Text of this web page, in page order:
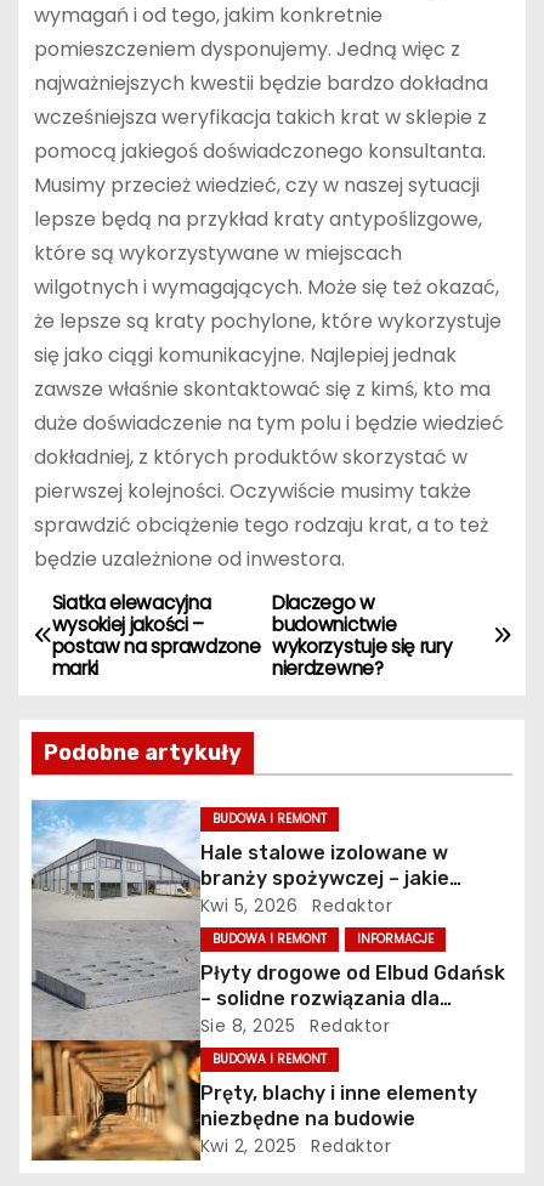
wymagań i od tego, jakim konkretnie
pomieszczeniem dysponujemy. Jedną więc z
najważniejszych kwestii będzie bardzo dokładna
wcześniejsza weryfikacja takich krat w sklepie z
pomocą jakiegoś doświadczonego konsultanta.
Musimy przecież wiedzieć, czy w naszej sytuacji
lepsze będą na przykład kraty antypoślizgowe,
które są wykorzystywane w miejscach
wilgotnych i wymagających. Może się też okazać,
że lepsze są kraty pochylone, które wykorzystuje
się jako ciągi komunikacyjne. Najlepiej jednak
zawsze właśnie skontaktować się z kimś, kto ma
duże doświadczenie na tym polu i będzie wiedzieć
dokładniej, z których produktów skorzystać w
pierwszej kolejności. Oczywiście musimy także
sprawdzić obciążenie tego rodzaju krat, a to też
będzie uzależnione od inwestora.
N
a
i
g
a
c
j
a
w
p
Dlaczego w
budownictwie
wykorzystuje się rury
nierdzewne?
Siatka elewacyjna
wysokiej jakości –
postaw na sprawdzone
marki
Podobne artykuły
BUDOWA I REMONT
Hale stalowe izolowane w
branży spożywczej – jakie
wymagania musi spełniać
konstrukcja obiektu?
Kwi 5, 2026 Redaktor
BUDOWA I REMONT INFORMACJE
Płyty drogowe od Elbud Gdańsk
– solidne rozwiązania dla
budownictwa i inwestycji
Sie 8, 2025 Redaktor
BUDOWA I REMONT
Pręty, blachy i inne elementy
niezbędne na budowie
Kwi 2, 2025 Redaktor